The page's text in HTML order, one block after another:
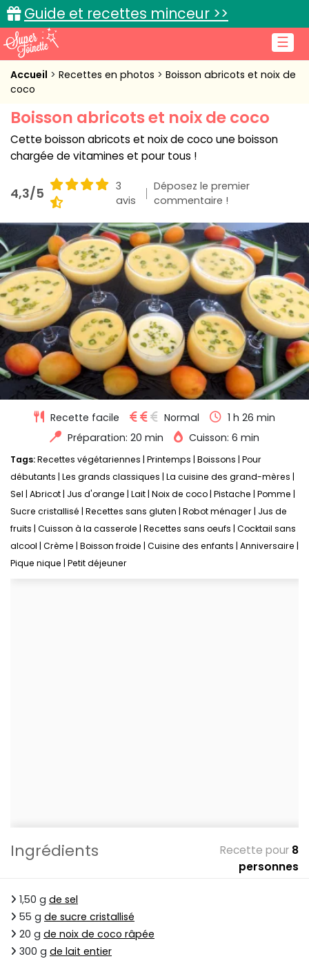
☰
Guide et recettes minceur >>
Accueil
Cuisine pratique
L'actu cuisine
Connexion
Accueil Recettes en photos
Boisson abricots et noix de
coco
Boisson abricots et noix de coco
Cette boisson abricots et noix de coco une boisson
chargée de vitamines et pour tous !
4,3/5
3
avis
Déposez le premier
commentaire !
Recette facile Normal
1 h 26 min
Préparation: 20 min
Cuisson: 6 min
Tags:Recettes végétariennes Printemps Boissons Pour
débutants Les grands classiques La cuisine des grand-mères
Sel Abricot Jus d'orange Lait Noix de coco Pistache Pomme
Sucre cristallisé Recettes sans gluten Robot ménager Jus de
fruits Cuisson à la casserole Recettes sans oeufs Cocktail sans
alcool Crème Boisson froide Cuisine des enfants Anniversaire
Pique nique Petit déjeuner
Ingrédients Recette pour 8
personnes
1,50 g de sel
55 g de sucre cristallisé
20 g de noix de coco râpée
300 g de lait entier